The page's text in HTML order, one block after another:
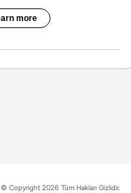
© Copyright 2026 Tüm Hakları Gizlidir.